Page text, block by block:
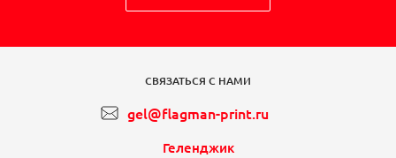
СВЯЗАТЬСЯ С НАМИ
gel@flagman-print.ru
Геленджик